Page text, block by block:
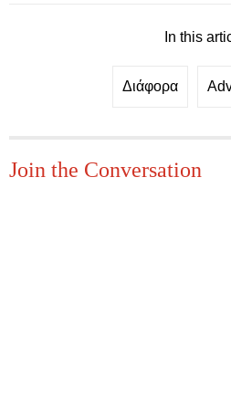
In this
Διάφορα
Join the Conversation